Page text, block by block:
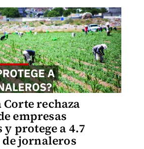
Corte rechaza
empresas
protege a 4.7
jornaleros